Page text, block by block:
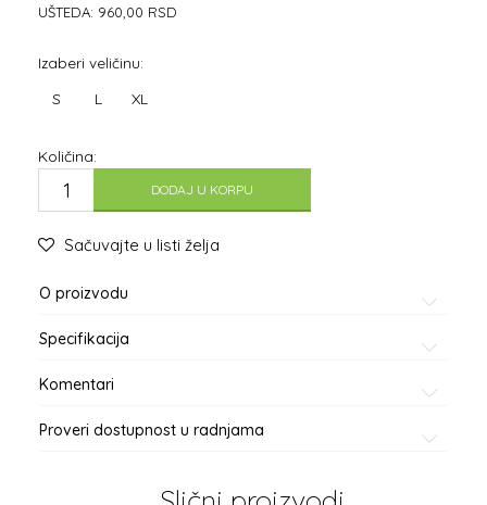
UŠTEDA: 960,00 RSD
Izaberi veličinu:
S L XL
Količina:
DODAJ U KORPU
Sačuvajte u listi želja
O proizvodu
Specifikacija
Komentari
Proveri dostupnost u radnjama